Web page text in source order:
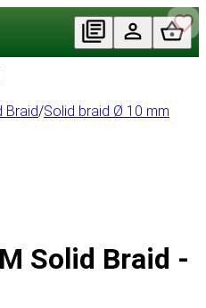
Braid/Solid braid Ø 10 mm
Solid Braid -